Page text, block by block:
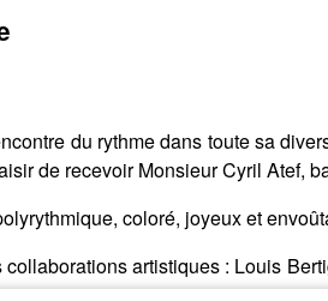
du rythme dans toute sa
de recevoir Monsieur Cyril Atef,
coloré, joyeux et
artistiques : Louis